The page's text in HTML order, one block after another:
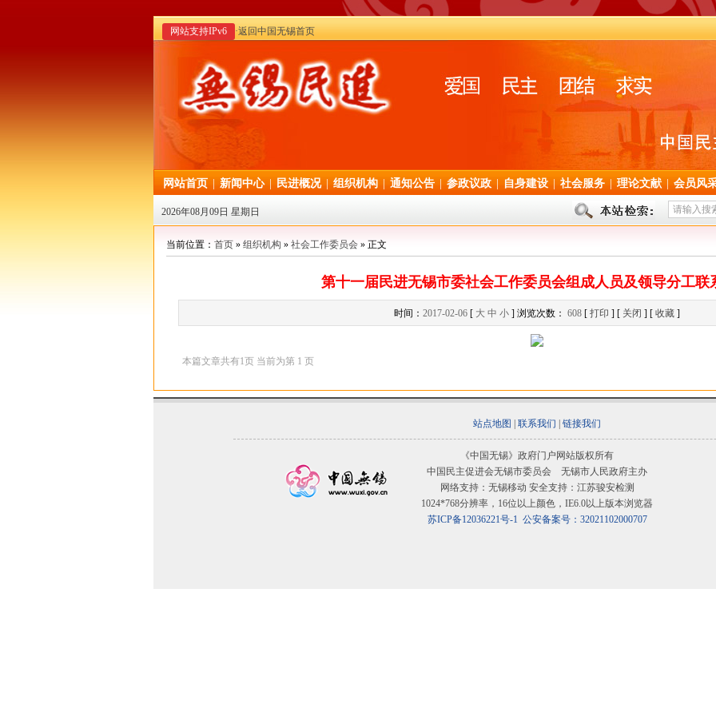
网站支持IPv6 ·返回中国无锡首页
网站首页 新闻中心 民进概况 组织机构 通知公告 参政议政 自身建设 社会服务 理论文献 会员风
2026年08月09日 星期日
当前位置： 首页 » 组织机构 » 社会工作委员会 » 正文
第十一届民进无锡市委社会工作委员会组成人员及领导分工联
时间： 2017-02-06 [ 大 中 小 ] 浏览次数： 608 [ 打印 ] [ 关闭 ] [ 收藏 ]
本篇文章共有1页 当前为第 1 页
站点地图 联系我们 链接我们
《中国无锡》政府门户网站版权所有
中国民主促进会无锡市委员会 无锡市人民政府主办
网络支持：无锡移动 安全支持：江苏骏安检测
1024*768分辨率，16位以上颜色，IE6.0以上版本浏览器
苏ICP备12036221号-1 公安备案号：32021102000707